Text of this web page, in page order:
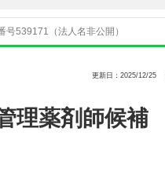
539171（法人名非公開）
更新日：2025/12/25
理薬剤師候補